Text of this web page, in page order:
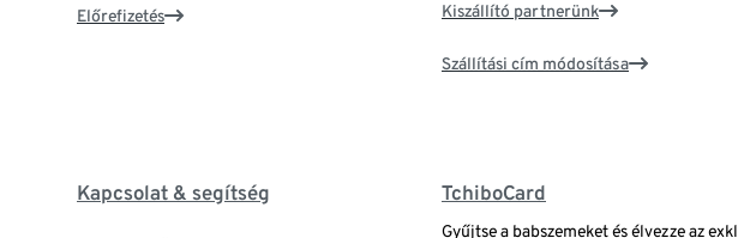
Előrefizetés Kiszállító partnerünk
Szállítási cím módosítása
Kapcsolat & segítség TchiboCard
Gyűjtse a babszemeket és élvezze az